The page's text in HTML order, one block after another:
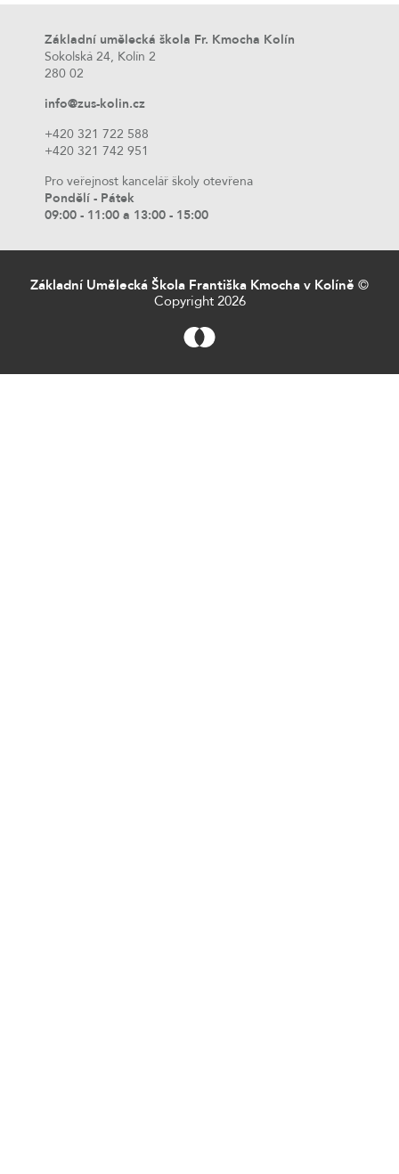
Základní umělecká škola Fr. Kmocha Kolín
Sokolská 24, Kolín 2
280 02
info@zus-kolin.cz
+420 321 722 588
+420 321 742 951
Pro veřejnost kancelář školy otevřena
Pondělí - Pátek
09:00 - 11:00 a 13:00 - 15:00
Základní Umělecká Škola Františka Kmocha v Kolíně ©
Copyright 2026